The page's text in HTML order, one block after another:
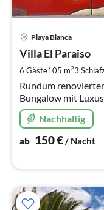
Playa Blanca
Villa El Paraiso
6 Gäste105 m23
Rundum
Bungalow mit
ruhiger Lage -
Yachthafens
Nachhaltig
ab 150€/ Nacht